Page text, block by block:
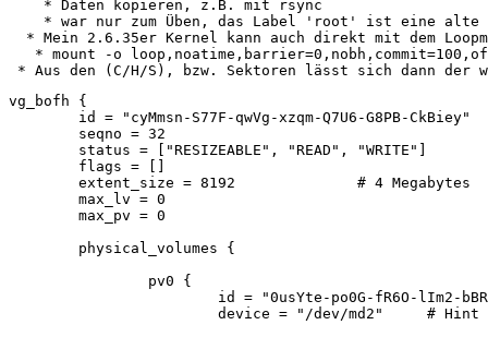
    * Daten kopieren, z.B. mit rsync
* war nur zum Üben, das Label 'root' ist eine
* Mein 2.6.35er Kernel kann auch direkt mit dem
* mount -o
vg_bofh {
        id = "cyMmsn-S77F-qwVg-xzqm-Q7U6-G8PB-CkBiey"
        seqno = 32
        status = ["RESIZEABLE", "READ", "WRITE"]
        flags = []
        extent_size = 8192              # 4 Megabytes
        max_lv = 0
        max_pv = 0
        physical_volumes {
                pv0 {
id = "0usYte-po0G-fR6O-lIm2-
device = "/dev/md2"     # Hint